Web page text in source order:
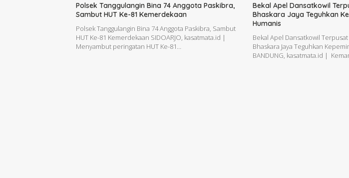
Polsek Tanggulangin Bina 74 Anggota Paskibra,
Sambut HUT Ke-81 Kemerdekaan
Polsek Tanggulangin Bina 74 Anggota Paskibra, Sambut
HUT Ke-81 Kemerdekaan SIDOARJO, kasatmata.id |
Menyambut peringatan HUT Ke-81…
Bekal Apel Dansatkowil
Bhaskara Jaya Teguhkan
Humanis
Bekal Apel Dansatkowil
Bhaskara Jaya Teguhkan
BANDUNG, kasatmata.id |